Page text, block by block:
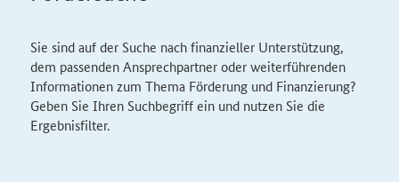
Sie sind auf der Suche nach finanzieller Unterstützung,
dem passenden Ansprechpartner oder weiterführenden
Informationen zum Thema Förderung und Finanzierung?
Geben Sie Ihren Suchbegriff ein und nutzen Sie die
Ergebnisfilter.